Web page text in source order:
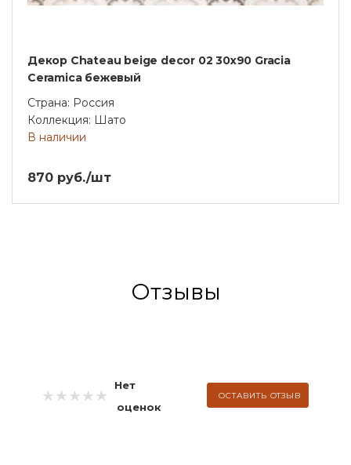
Декор Chateau beige decor 02 30х90 Gracia
Ceramica бежевый
Страна: Россия
Коллекция: Шато
В наличии
870 руб./шт
Отзывы
Нет
оценок
ОСТАВИТЬ ОТЗЫВ